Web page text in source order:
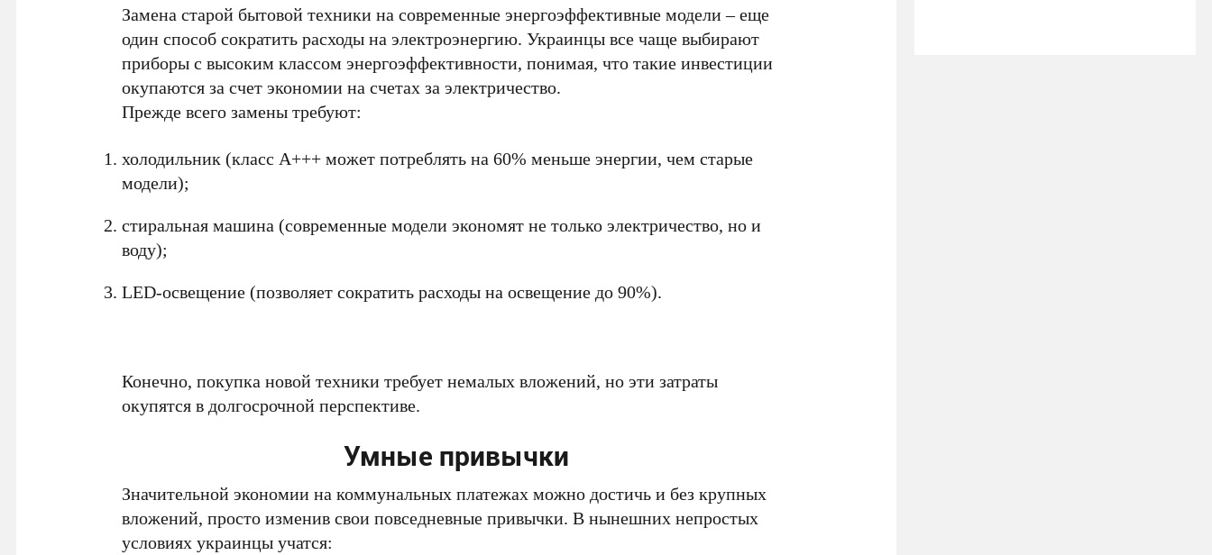
Замена старой бытовой техники на современные энергоэффективные модели – еще
один способ сократить расходы на электроэнергию. Украинцы все чаще выбирают
приборы с высоким классом энергоэффективности, понимая, что такие инвестиции
окупаются за счет экономии на счетах за электричество.
Прежде всего замены требуют:
холодильник (класс А+++ может потреблять на 60% меньше энергии, чем старые
модели);
стиральная машина (современные модели экономят не только электричество, но и
воду);
LED-освещение (позволяет сократить расходы на освещение до 90%).
Конечно, покупка новой техники требует немалых вложений, но эти затраты
окупятся в долгосрочной перспективе.
Умные привычки
Значительной экономии на коммунальных платежах можно достичь и без крупных
вложений, просто изменив свои повседневные привычки. В нынешних непростых
условиях украинцы учатся: